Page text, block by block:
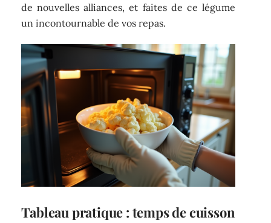
de nouvelles alliances, et faites de ce légume
un incontournable de vos repas.
Tableau pratique : temps de cuisson